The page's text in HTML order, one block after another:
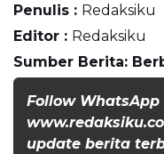
Penulis : Redaksiku
Editor : Redaksiku
Sumber Berita:
Follow WhatsApp
update berita